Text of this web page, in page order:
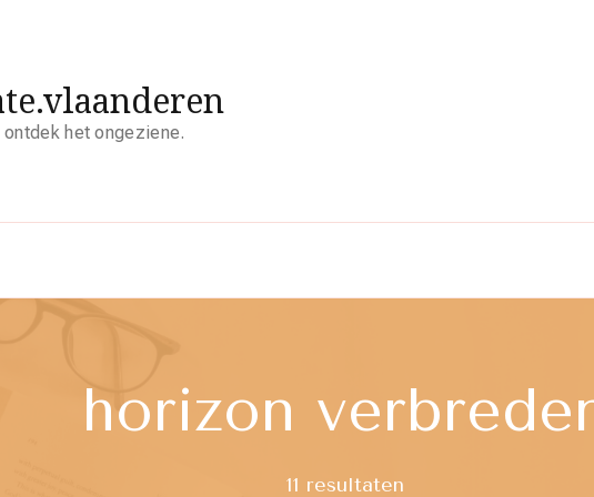
het ongeziene.
horizon
11 resultaten